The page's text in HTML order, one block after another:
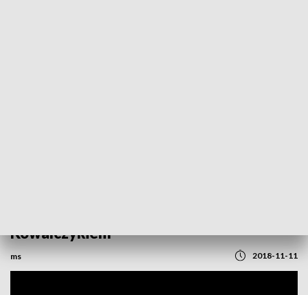
Kowalczykiem
ms 2018-11-11